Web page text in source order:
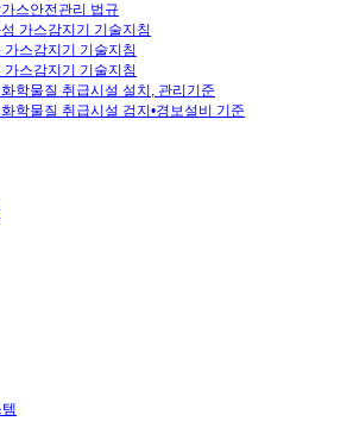
스안전관리 법규
가스감지기 기술지침
가스감지기 기술지침
가스감지기 기술지침
학물질 취급시설 설치, 관리기준
학물질 취급시설 검지•경보설비 기준